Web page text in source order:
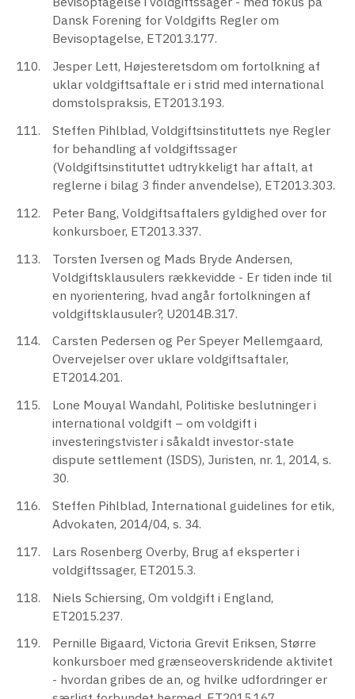
Dansk Forening for Voldgifts Regler om
Bevisoptagelse, ET2013.177.
Jesper Lett, Højesteretsdom om fortolkning af
uklar voldgiftsaftale er i strid med international
domstolspraksis, ET2013.193.
Steffen Pihlblad, Voldgiftsinstituttets nye Regler
for behandling af voldgiftssager
(Voldgiftsinstituttet udtrykkeligt har aftalt, at
reglerne i bilag 3 finder anvendelse), ET2013.303.
Peter Bang, Voldgiftsaftalers gyldighed over for
konkursboer, ET2013.337.
Torsten Iversen og Mads Bryde Andersen,
Voldgiftsklausulers rækkevidde - Er tiden inde til
en nyorientering, hvad angår fortolkningen af
voldgiftsklausuler?, U2014B.317.
Carsten Pedersen og Per Speyer Mellemgaard,
Overvejelser over uklare voldgiftsaftaler,
ET2014.201.
Lone Mouyal Wandahl, Politiske beslutninger i
international voldgift – om voldgift i
investeringstvister i såkaldt investor-state
dispute settlement (ISDS), Juristen, nr. 1, 2014, s.
30.
Steffen Pihlblad, International guidelines for etik,
Advokaten, 2014/04, s. 34.
Lars Rosenberg Overby, Brug af eksperter i
voldgiftssager, ET2015.3.
Niels Schiersing, Om voldgift i England,
ET2015.237.
Pernille Bigaard, Victoria Grevit Eriksen, Større
konkursboer med grænseoverskridende aktivitet
- hvordan gribes de an, og hvilke udfordringer er